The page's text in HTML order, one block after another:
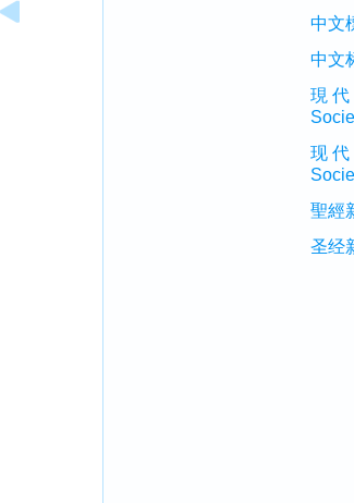
中文
中文
現
现
聖經
圣经